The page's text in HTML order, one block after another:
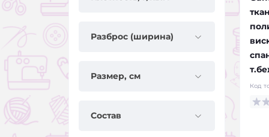
Разброс (ширина)
Размер, см
Состав
Код